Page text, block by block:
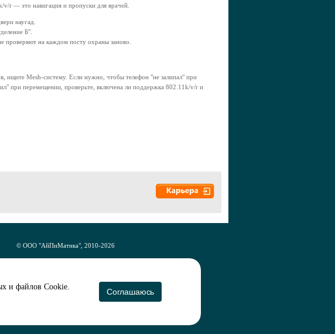
v/r — это навигация и пропуски для врачей.
наугад.
Б".
проверяют на каждом посту охраны заново.
Mesh-систему. Если нужно, чтобы телефон "не залипал" при
при перемещении, проверьте, включена ли поддержка 802.11k/v/r и
© ООО "АйПиМатика", 2010-2026
и файлов Cookie.
Соглашаюсь